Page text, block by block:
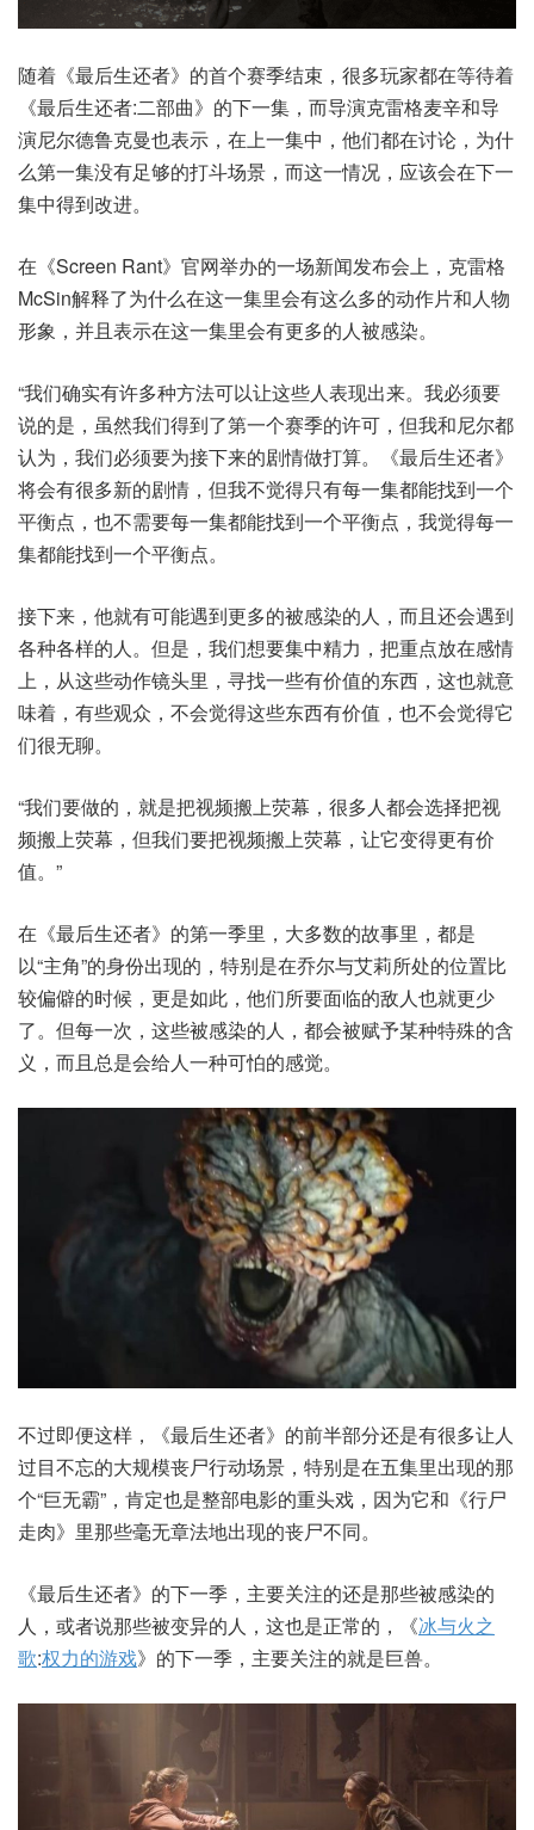
随着《最后生还者》的首个赛季结束，很多玩家都在等待着
《最后生还者:二部曲》的下一集，而导演克雷格麦辛和导
演尼尔德鲁克曼也表示，在上一集中，他们都在讨论，为什
么第一集没有足够的打斗场景，而这一情况，应该会在下一
集中得到改进。
在《Screen Rant》官网举办的一场新闻发布会上，克雷格
McSin解释了为什么在这一集里会有这么多的动作片和人物
形象，并且表示在这一集里会有更多的人被感染。
“我们确实有许多种方法可以让这些人表现出来。我必须要
说的是，虽然我们得到了第一个赛季的许可，但我和尼尔都
认为，我们必须要为接下来的剧情做打算。《最后生还者》
将会有很多新的剧情，但我不觉得只有每一集都能找到一个
平衡点，也不需要每一集都能找到一个平衡点，我觉得每一
集都能找到一个平衡点。
接下来，他就有可能遇到更多的被感染的人，而且还会遇到
各种各样的人。但是，我们想要集中精力，把重点放在感情
上，从这些动作镜头里，寻找一些有价值的东西，这也就意
味着，有些观众，不会觉得这些东西有价值，也不会觉得它
们很无聊。
“我们要做的，就是把视频搬上荧幕，很多人都会选择把视
频搬上荧幕，但我们要把视频搬上荧幕，让它变得更有价
值。”
在《最后生还者》的第一季里，大多数的故事里，都是
以“主角”的身份出现的，特别是在乔尔与艾莉所处的位置比
较偏僻的时候，更是如此，他们所要面临的敌人也就更少
了。但每一次，这些被感染的人，都会被赋予某种特殊的含
义，而且总是会给人一种可怕的感觉。
不过即便这样，《最后生还者》的前半部分还是有很多让人
过目不忘的大规模丧尸行动场景，特别是在五集里出现的那
个“巨无霸”，肯定也是整部电影的重头戏，因为它和《行尸
走肉》里那些毫无章法地出现的丧尸不同。
《最后生还者》的下一季，主要关注的还是那些被感染的
人，或者说那些被变异的人，这也是正常的，《冰与火之
歌:权力的游戏》的下一季，主要关注的就是巨兽。